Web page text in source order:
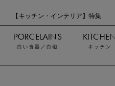
【キッチン・インテリア】特集
白い食器／白磁 キッチン